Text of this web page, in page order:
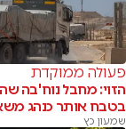
פעולה ממוקדת
הזוי: מחבל נוח'בה
בטבח אותר כנהג
שמעון כץ